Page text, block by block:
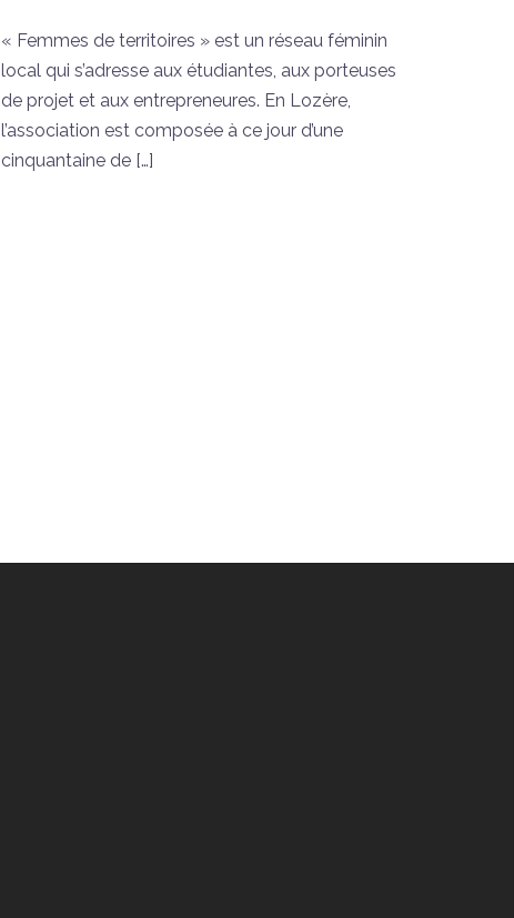
« Femmes de territoires » est un réseau féminin
local qui s’adresse aux étudiantes, aux porteuses
de projet et aux entrepreneures. En Lozère,
l’association est composée à ce jour d’une
cinquantaine de […]